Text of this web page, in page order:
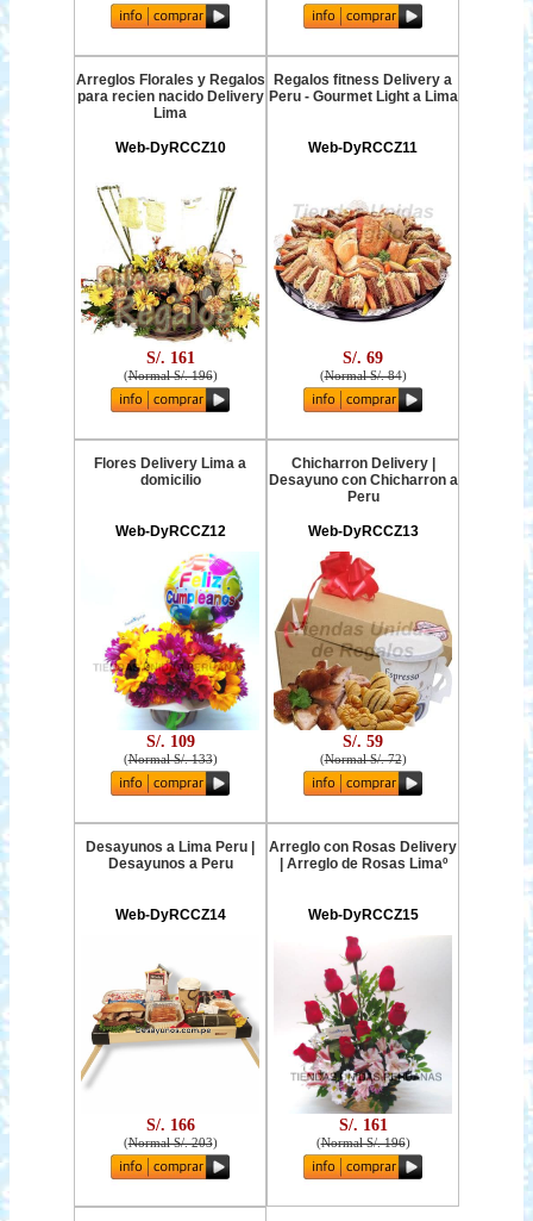
Arreglos Florales y Regalos
para recien nacido Delivery
Lima
Web-DyRCCZ10
S/. 161
(Normal S/. 196)
Regalos fitness Delivery a
Peru - Gourmet Light a Lima
Web-DyRCCZ11
S/. 69
(Normal S/. 84)
Flores Delivery Lima a
domicilio
Web-DyRCCZ12
S/. 109
(Normal S/. 133)
Chicharron Delivery |
Desayuno con Chicharron a
Peru
Web-DyRCCZ13
S/. 59
(Normal S/. 72)
Desayunos a Lima Peru |
Desayunos a Peru
Web-DyRCCZ14
S/. 166
(Normal S/. 203)
Arreglo con Rosas Delivery
| Arreglo de Rosas Limaº
Web-DyRCCZ15
S/. 161
(Normal S/. 196)